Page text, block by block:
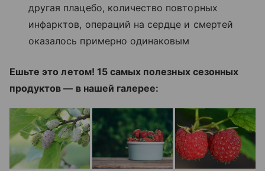
другая плацебо, количество повторных
инфарктов, операций на сердце и смертей
оказалось примерно одинаковым
Ешьте это летом! 15 самых полезных сезонных
продуктов — в нашей галерее: